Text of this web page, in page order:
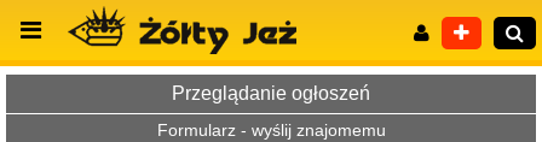
Przeglądanie ogłoszeń
Formularz - wyślij znajomemu